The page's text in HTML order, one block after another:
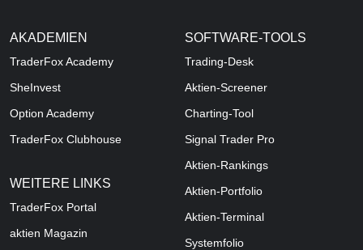
AKADEMIEN
TraderFox Academy
SheInvest
Option Academy
TraderFox Clubhouse
WEITERE LINKS
TraderFox Portal
aktien Magazin
SOFTWARE-TOOLS
Trading-Desk
Aktien-Screener
Charting-Tool
Signal Trader Pro
Aktien-Rankings
Aktien-Portfolio
Aktien-Terminal
Systemfolio